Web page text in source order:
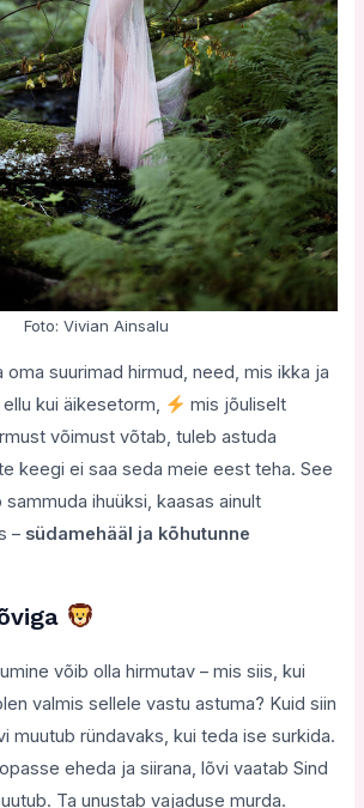
Foto: Vivian Ainsalu
oma suurimad hirmud, need, mis ikka ja
kui äikesetorm,
mis jõuliselt
võimust võtab, tuleb astuda
keegi ei saa seda meie eest teha. See
ihuüksi, kaasas ainult
– südamehääl ja kõhutunne
võib olla hirmutav – mis siis, kui
valmis sellele vastu astuma? Kuid siin
muutub ründavaks, kui teda ise surkida.
eheda ja siirana, lõvi vaatab Sind
Ta unustab vajaduse murda.